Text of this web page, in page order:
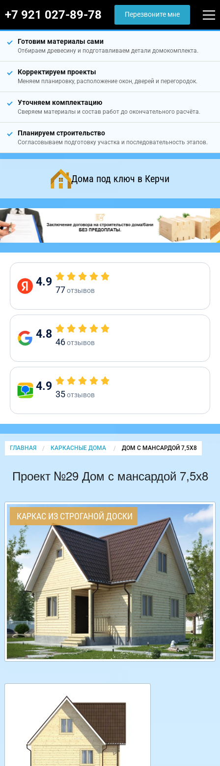
+7 921 027-89-78 Перезвоните мне
Готовим материалы сами
Отбираем древесину и подготавливаем детали домокомплекта.
Корректируем проекты
Меняем планировку, расположение окон, дверей и перегородок.
Уточняем комплектацию
Сверяем материалы и состав работ до окончательного расчёта.
Планируем строительство
Согласовываем подготовку участка и последовательность этапов.
Дома под ключ в Керчи
4.9
77отзывов
4.8
46отзывов
4.9
35отзывов
ГЛАВНАЯ КАРКАСНЫЕ ДОМА CURRENT:
ДОМ С МАНСАРДОЙ 7,5Х8
Проект №29 Дом с мансардой 7,5х8
КАРКАС ИЗ СТРОГАНОЙ ДОСКИ